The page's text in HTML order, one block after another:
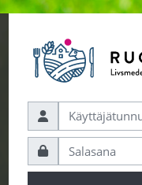
Ohita luodaksesi